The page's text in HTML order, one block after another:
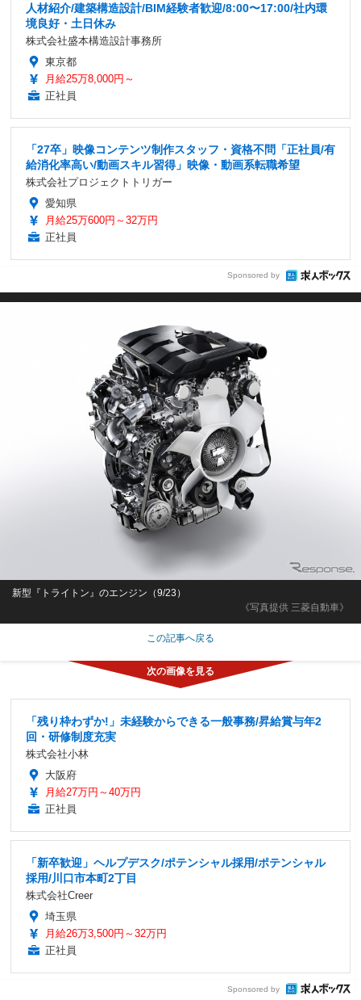
人材紹介/建築構造設計/BIM経験者歓迎/8:00〜17:00/社内環
境良好・土日休み
株式会社盛本構造設計事務所
東京都
月給25万8,000円～
正社員
「27卒」映像コンテンツ制作スタッフ・資格不問「正社員/有
給消化率高い/動画スキル習得」映像・動画系転職希望
株式会社プロジェクトトリガー
愛知県
月給25万600円～32万円
正社員
Sponsored by
《写真提供 三菱自動車》
新型『トライトン』のエンジン（9/23）
この記事へ戻る
「残り枠わずか!」未経験からできる一般事務/昇給賞与年2
回・研修制度充実
株式会社小林
大阪府
月給27万円～40万円
正社員
「新卒歓迎」ヘルプデスク/ポテンシャル採用/ポテンシャル
採用/川口市本町2丁目
株式会社Creer
埼玉県
月給26万3,500円～32万円
正社員
Sponsored by